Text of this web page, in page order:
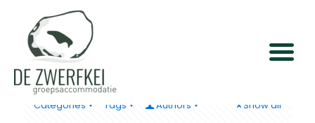
Categories Tags Authors Show all